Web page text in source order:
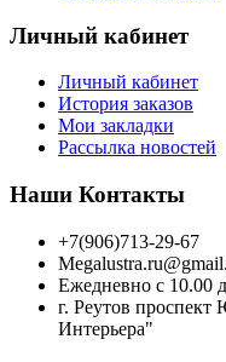
Личный кабинет
Личный кабинет
История заказов
Мои закладки
Рассылка новостей
Наши Контакты
+7(906)713-29-67
Ежедневно с 10.00
г. Реутов
Интерьера"